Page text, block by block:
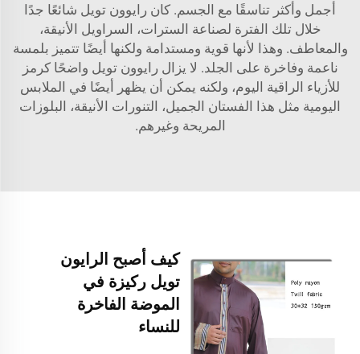
أجمل وأكثر تناسقًا مع الجسم. كان رايوون تويل شائعًا جدًا
خلال تلك الفترة لصناعة السترات، السراويل الأنيقة،
والمعاطف. وهذا لأنها قوية ومستدامة ولكنها أيضًا تتميز بلمسة
ناعمة وفاخرة على الجلد. لا يزال رايوون تويل واضحًا كرمز
للأزياء الراقية اليوم، ولكنه يمكن أن يظهر أيضًا في الملابس
اليومية مثل هذا الفستان الجميل، التنورات الأنيقة، البلوزات
المريحة وغيرهم.
كيف أصبح الرايون
تويل ركيزة في
الموضة الفاخرة
للنساء